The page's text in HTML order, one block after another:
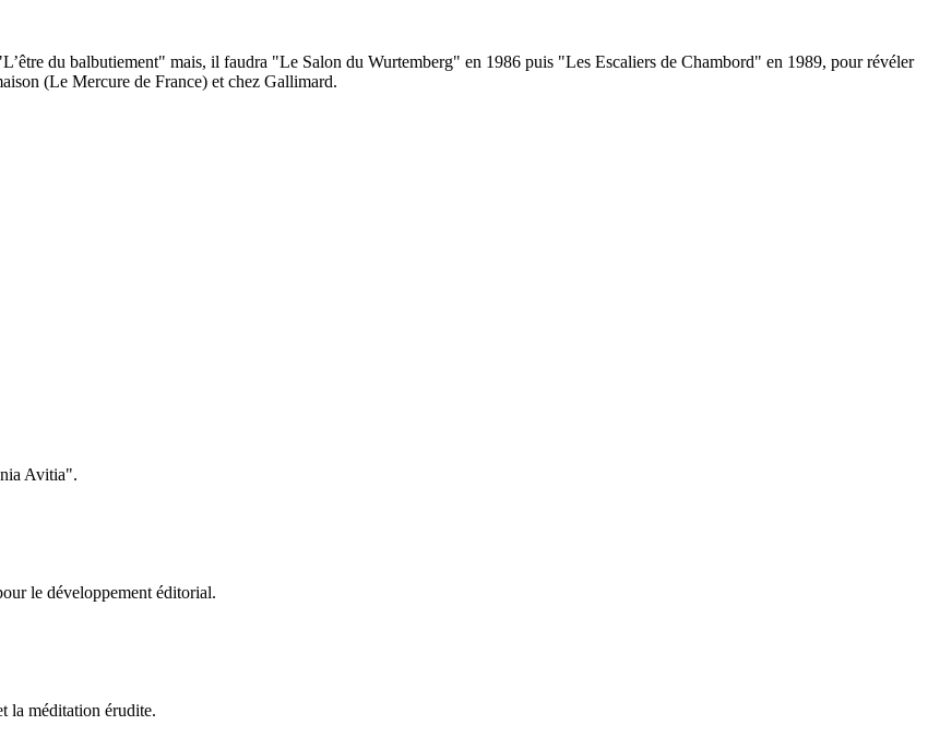
du balbutiement" mais, il faudra "Le Salon du Wurtemberg" en 1986 puis "Les Escaliers de Chambord" en 1989, pour révéler
(Le Mercure de France) et chez Gallimard.
Avitia".
le développement éditorial.
la méditation érudite.